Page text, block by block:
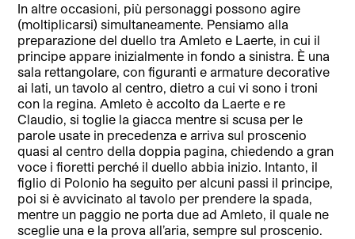
In altre occasioni, più personaggi possono agire
(moltiplicarsi) simultaneamente. Pensiamo alla
preparazione del duello tra Amleto e Laerte, in cui il
principe appare inizialmente in fondo a sinistra. È una
sala rettangolare, con figuranti e armature decorative
ai lati, un tavolo al centro, dietro a cui vi sono i troni
con la regina. Amleto è accolto da Laerte e re
Claudio, si toglie la giacca mentre si scusa per le
parole usate in precedenza e arriva sul proscenio
quasi al centro della doppia pagina, chiedendo a gran
voce i fioretti perché il duello abbia inizio. Intanto, il
figlio di Polonio ha seguito per alcuni passi il principe,
poi si è avvicinato al tavolo per prendere la spada,
mentre un paggio ne porta due ad Amleto, il quale ne
sceglie una e la prova all’aria, sempre sul proscenio.